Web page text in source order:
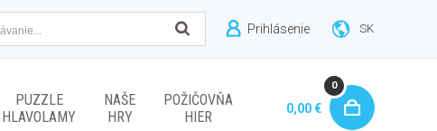
SK
PUZZLE
HLAVOLAMY
NAŠE
HRY
POŽIČOVŇA
HIER
Prihlásenie
0,00 €
0